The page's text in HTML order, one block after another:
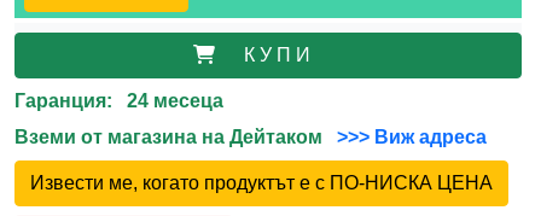
К У П И
Гаранция: 24 месеца
Вземи от магазина на Дейтаком
>>> Виж адреса
Извести ме, когато продуктът е с ПО-НИСКА ЦЕНА